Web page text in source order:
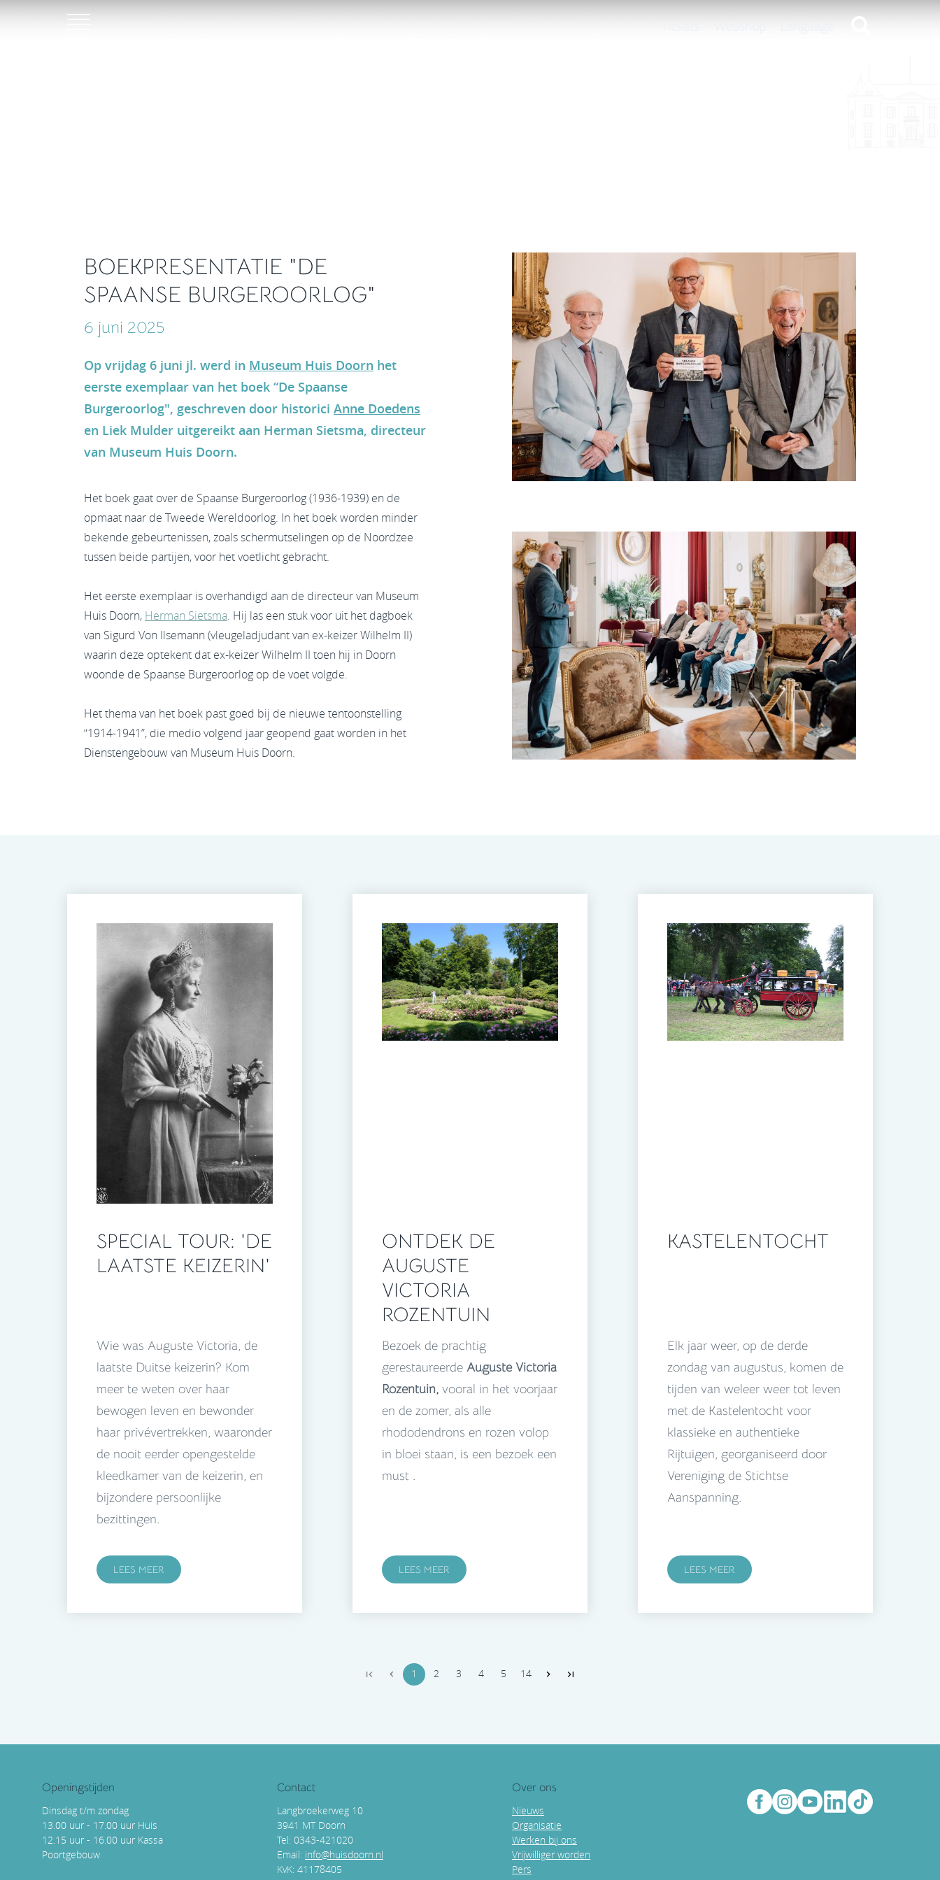
BOEKPRESENTATIE "DE
SPAANSE BURGEROORLOG"
6 juni 2025
Op vrijdag 6 juni jl. werd in Museum Huis Doorn het
eerste exemplaar van het boek “De Spaanse
Burgeroorlog", geschreven door historici Anne Doedens
en Liek Mulder uitgereikt aan Herman Sietsma, directeur
van Museum Huis Doorn.
Het boek gaat over de Spaanse Burgeroorlog (1936-1939) en de
opmaat naar de Tweede Wereldoorlog. In het boek worden minder
bekende gebeurtenissen, zoals schermutselingen op de Noordzee
tussen beide partijen, voor het voetlicht gebracht.
Het eerste exemplaar is overhandigd aan de directeur van Museum
Huis Doorn, Herman Sietsma. Hij las een stuk voor uit het dagboek
van Sigurd Von Ilsemann (vleugeladjudant van ex-keizer Wilhelm II)
waarin deze optekent dat ex-keizer Wilhelm II toen hij in Doorn
woonde de Spaanse Burgeroorlog op de voet volgde.
Het thema van het boek past goed bij de nieuwe tentoonstelling
“1914-1941”, die medio volgend jaar geopend gaat worden in het
Dienstengebouw van Museum Huis Doorn.
SPECIAL TOUR: 'DE
LAATSTE KEIZERIN'
Wie was Auguste Victoria, de
laatste Duitse keizerin? Kom
meer te weten over haar
bewogen leven en bewonder
haar privévertrekken, waaronder
de nooit eerder opengestelde
kleedkamer van de keizerin, en
bijzondere persoonlijke
bezittingen.
LEES MEER
ONTDEK DE
AUGUSTE
VICTORIA
ROZENTUIN
Bezoek de prachtig
gerestaureerde Auguste Victoria
Rozentuin, vooral in het voorjaar
en de zomer, als alle
rhododendrons en rozen volop
in bloei staan, is een bezoek een
must .
LEES MEER
KASTELENTOCHT
Elk jaar weer, op de derde
zondag van augustus, komen de
tijden van weleer weer tot leven
met de Kastelentocht voor
klassieke en authentieke
Rijtuigen, georganiseerd door
Vereniging de Stichtse
Aanspanning.
LEES MEER
1 2 3 4 5 14
Openingstijden
Dinsdag t/m zondag
13.00 uur - 17.00 uur Huis
12.15 uur - 16.00 uur Kassa
Poortgebouw
Contact
Langbroekerweg 10
3941 MT Doorn
Tel: 0343-421020
Email: info@huisdoorn.nl
KvK: 41178405
Over ons
Nieuws
Organisatie
Werken bij ons
Vrijwilliger worden
Pers